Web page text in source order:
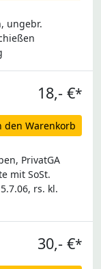
ungebr.
18,- €*
den Warenkorb
PrivatGA
mit SoSt.
rs. kl.
30,- €*